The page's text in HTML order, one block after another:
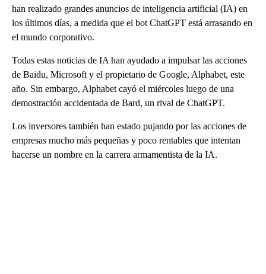
han realizado grandes anuncios de inteligencia artificial (IA) en
los últimos días, a medida que el bot ChatGPT está arrasando en
el mundo corporativo.
Todas estas noticias de IA han ayudado a impulsar las acciones
de Baidu, Microsoft y el propietario de Google, Alphabet, este
año. Sin embargo, Alphabet cayó el miércoles luego de una
demostración accidentada de Bard, un rival de ChatGPT.
Los inversores también han estado pujando por las acciones de
empresas mucho más pequeñas y poco rentables que intentan
hacerse un nombre en la carrera armamentista de la IA.